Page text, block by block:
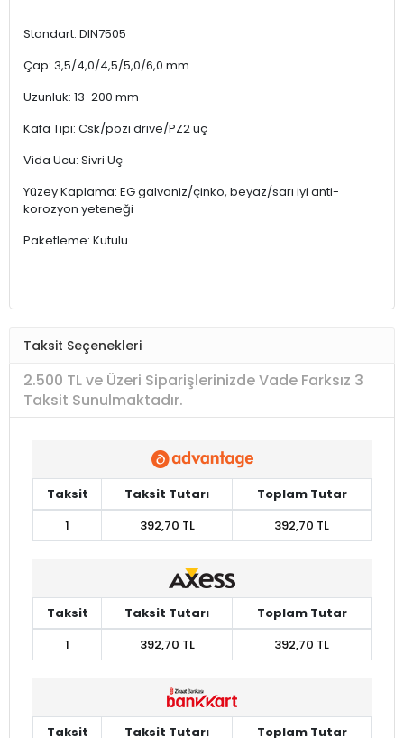
Standart: DIN7505
Çap: 3,5/4,0/4,5/5,0/6,0 mm
Uzunluk: 13-200 mm
Kafa Tipi: Csk/pozi drive/PZ2 uç
Vida Ucu: Sivri Uç
Yüzey Kaplama: EG galvaniz/çinko, beyaz/sarı iyi anti-
korozyon yeteneği
Paketleme: Kutulu
Taksit Seçenekleri
2.500 TL ve Üzeri Siparişlerinizde Vade Farksız 3
Taksit Sunulmaktadır.
Taksit Taksit Tutarı
Toplam Tutar
1
392,70 TL 392,70 TL
Taksit Taksit Tutarı
Toplam Tutar
1
392,70 TL 392,70 TL
Taksit Taksit Tutarı Toplam Tutar